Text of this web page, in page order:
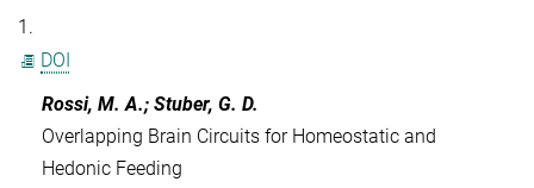
1.
DOI
Rossi, M. A.; Stuber, G. D.
Overlapping Brain Circuits for Homeostatic and
Hedonic Feeding